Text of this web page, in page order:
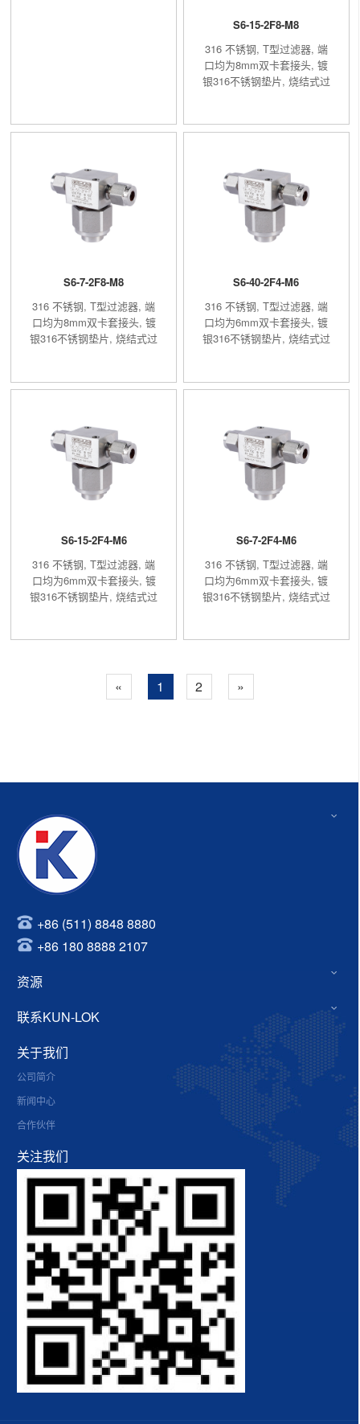
S6-15-2F8-M8
316 不锈钢, T型过滤器, 端
口均为8mm双卡套接头, 镀
银316不锈钢垫片, 烧结式过
S6-7-2F8-M8
316 不锈钢, T型过滤器, 端
口均为8mm双卡套接头, 镀
银316不锈钢垫片, 烧结式过
S6-40-2F4-M6
316 不锈钢, T型过滤器, 端
口均为6mm双卡套接头, 镀
银316不锈钢垫片, 烧结式过
S6-15-2F4-M6
316 不锈钢, T型过滤器, 端
口均为6mm双卡套接头, 镀
银316不锈钢垫片, 烧结式过
S6-7-2F4-M6
316 不锈钢, T型过滤器, 端
口均为6mm双卡套接头, 镀
银316不锈钢垫片, 烧结式过
« 1 2 »
+86 (511) 8848 8880
+86 180 8888 2107
资源
联系KUN-LOK
关于我们
公司简介
新闻中心
合作伙伴
关注我们